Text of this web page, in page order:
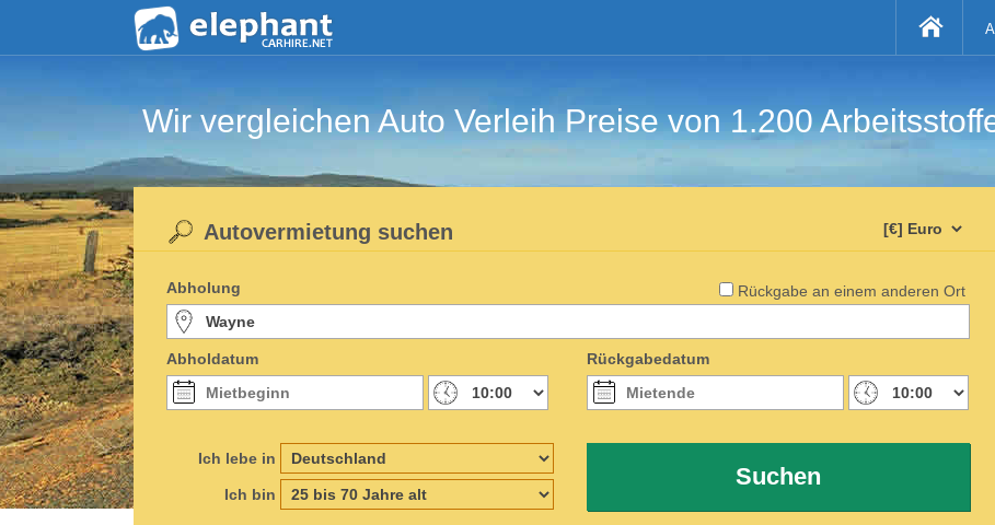
Wir vergleichen Auto Verleih Preise von 1.200
Rückgabe an einem anderen Ort
Autovermietung suchen
Abholung
Abholdatum Rückgabedatum
Ich lebe in
Ich bin
Suchen